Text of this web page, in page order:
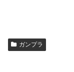
ガンプラ